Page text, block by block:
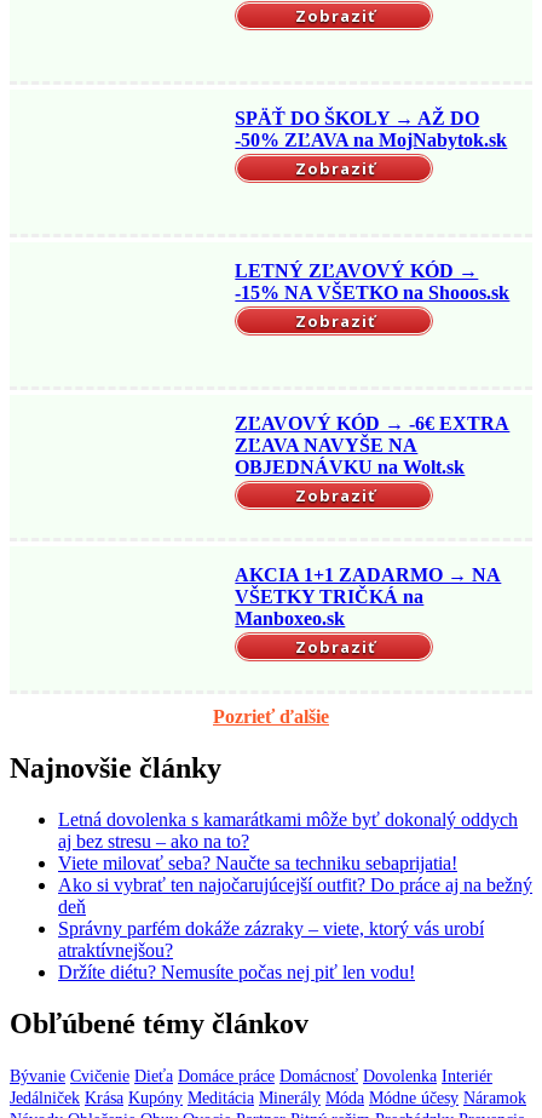
Zobraziť
SPÄŤ DO ŠKOLY → AŽ DO
-50% ZĽAVA na MojNabytok.sk
Zobraziť
LETNÝ ZĽAVOVÝ KÓD →
-15% NA VŠETKO na Shooos.sk
Zobraziť
ZĽAVOVÝ KÓD → -6€ EXTRA
ZĽAVA NAVYŠE NA
OBJEDNÁVKU na Wolt.sk
Zobraziť
AKCIA 1+1 ZADARMO → NA
VŠETKY TRIČKÁ na
Manboxeo.sk
Zobraziť
Pozrieť ďalšie
Najnovšie články
Letná dovolenka s kamarátkami môže byť dokonalý oddych
aj bez stresu – ako na to?
Viete milovať seba? Naučte sa techniku sebaprijatia!
Ako si vybrať ten najočarujúcejší outfit? Do práce aj na bežný
deň
Správny parfém dokáže zázraky – viete, ktorý vás urobí
atraktívnejšou?
Držíte diétu? Nemusíte počas nej piť len vodu!
Obľúbené témy článkov
Bývanie Cvičenie Dieťa Domáce práce Domácnosť Dovolenka Interiér
Jedálniček Krása Kupóny Meditácia Minerály Móda Módne účesy Náramok